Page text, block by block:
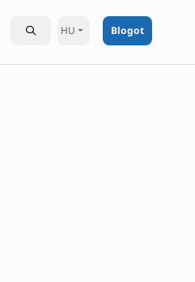
HU Blogot